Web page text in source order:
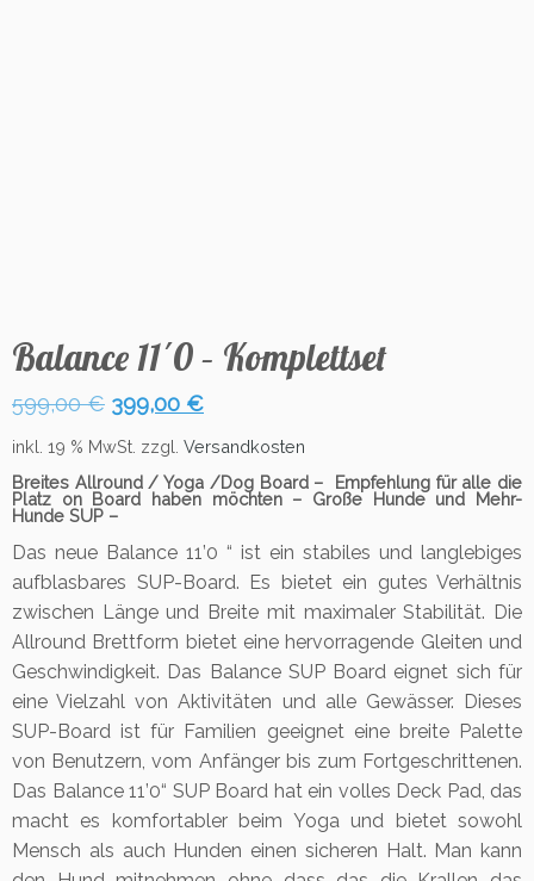
Balance 11´0 – Komplettset
599,00€ Ursprünglicher
599,00 €
399,00 €Aktueller
399,00 €.
inkl. 19 % MwSt. zzgl. Versandkosten
Breites Allround / Yoga /Dog Board – Empfehlung für alle die
Platz on Board haben möchten – Große Hunde und Mehr-
Hunde SUP –
Das neue Balance 11’0 “ ist ein stabiles und langlebiges
aufblasbares SUP-Board. Es bietet ein gutes Verhältnis
zwischen Länge und Breite mit maximaler Stabilität. Die
Allround Brettform bietet eine hervorragende Gleiten und
Geschwindigkeit. Das Balance SUP Board eignet sich für
eine Vielzahl von Aktivitäten und alle Gewässer. Dieses
SUP-Board ist für Familien geeignet eine breite Palette
von Benutzern, vom Anfänger bis zum Fortgeschrittenen.
Das Balance 11’0“ SUP Board hat ein volles Deck Pad, das
macht es komfortabler beim Yoga und bietet sowohl
Mensch als auch Hunden einen sicheren Halt. Man kann